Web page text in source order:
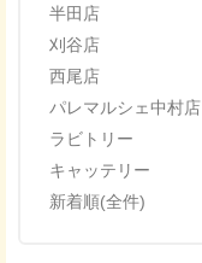
半田店
刈谷店
西尾店
パレマルシェ中村店
ラビトリー
キャッテリー
新着順(全件)